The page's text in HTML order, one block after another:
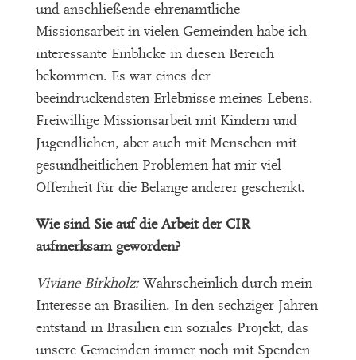
und anschließende ehrenamtliche
Missionsarbeit in vielen Gemeinden habe ich
interessante Einblicke in diesen Bereich
bekommen. Es war eines der
beeindruckendsten Erlebnisse meines Lebens.
Freiwillige Missionsarbeit mit Kindern und
Jugendlichen, aber auch mit Menschen mit
gesundheitlichen Problemen hat mir viel
Offenheit für die Belange anderer geschenkt.
Wie sind Sie auf die Arbeit der CIR
aufmerksam geworden?
Viviane Birkholz: Wahrscheinlich durch mein
Interesse an Brasilien. In den sechziger Jahren
entstand in Brasilien ein soziales Projekt, das
unsere Gemeinden immer noch mit Spenden